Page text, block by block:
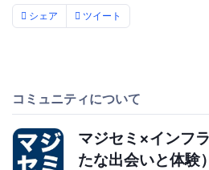
シェア ツイート
コミュニティについて
マジセミ×インフ
たな出会いと体験）